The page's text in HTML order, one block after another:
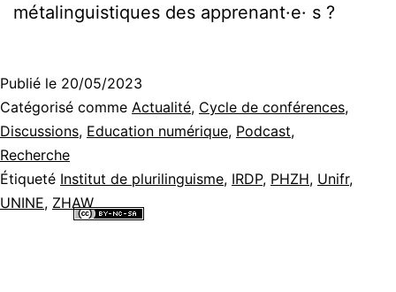
métalinguistiques des apprenant·e· s ?
Publié le 20/05/2023
Catégorisé comme Actualité, Cycle de conférences,
Discussions, Education numérique, Podcast,
Recherche
Étiqueté Institut de plurilinguisme, IRDP, PHZH, Unifr,
UNINE, ZHAW